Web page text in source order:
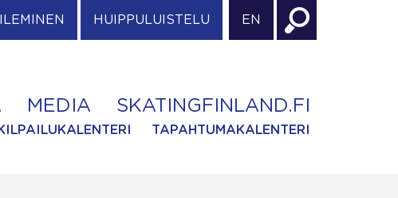
HUIPPULUISTELU EN
MEDIA SKATINGFINLAND.FI
KILPAILUKALENTERI TAPAHTUMAKALENTERI